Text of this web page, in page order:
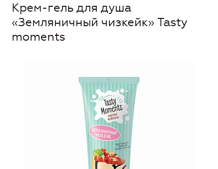
Крем-гель для душа
«Земляничный чизкейк» Tasty
moments